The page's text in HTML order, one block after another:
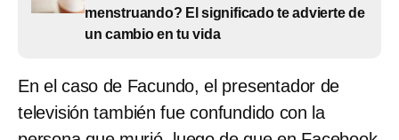
menstruando? El significado te advierte de
un cambio en tu vida
En el caso de Facundo, el presentador de
televisión también fue confundido con la